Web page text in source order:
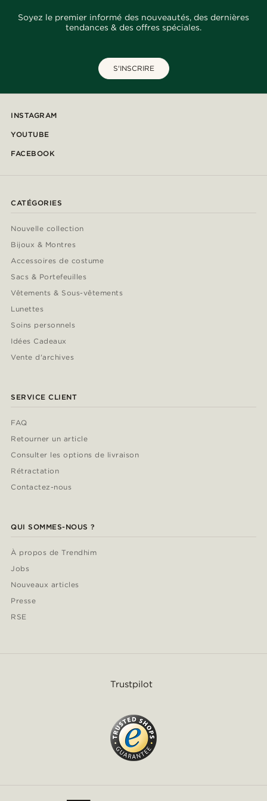
Soyez le premier informé des nouveautés, des dernières
tendances & des offres spéciales.
S'INSCRIRE
INSTAGRAM
YOUTUBE
FACEBOOK
CATÉGORIES
Nouvelle collection
Bijoux & Montres
Accessoires de costume
Sacs & Portefeuilles
Vêtements & Sous-vêtements
Lunettes
Soins personnels
Idées Cadeaux
Vente d'archives
SERVICE CLIENT
FAQ
Retourner un article
Consulter les options de livraison
Rétractation
Contactez-nous
QUI SOMMES-NOUS ?
À propos de Trendhim
Jobs
Nouveaux articles
Presse
RSE
Trustpilot